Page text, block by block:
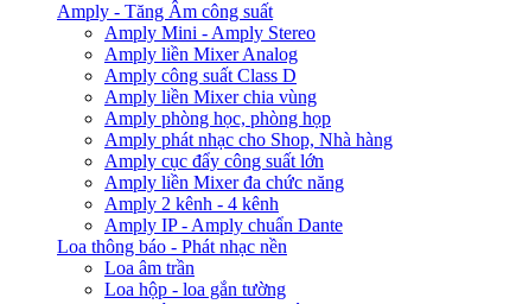
Amply - Tăng Âm công suất
Amply Mini - Amply Stereo
Amply liền Mixer Analog
Amply công suất Class D
Amply liền Mixer chia vùng
Amply phòng học, phòng họp
Amply phát nhạc cho Shop, Nhà hàng
Amply cục đẩy công suất lớn
Amply liền Mixer đa chức năng
Amply 2 kênh - 4 kênh
Amply IP - Amply chuẩn Dante
Loa thông báo - Phát nhạc nền
Loa âm trần
Loa hộp - loa gắn tường